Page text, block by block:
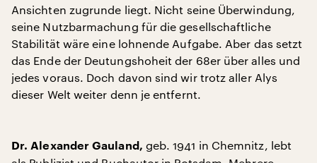
Ansichten zugrunde liegt. Nicht seine Überwindung,
seine Nutzbarmachung für die gesellschaftliche
Stabilität wäre eine lohnende Aufgabe. Aber das setzt
das Ende der Deutungshoheit der 68er über alles und
jedes voraus. Doch davon sind wir trotz aller Alys
dieser Welt weiter denn je entfernt.
Dr. Alexander Gauland, geb. 1941 in Chemnitz, lebt